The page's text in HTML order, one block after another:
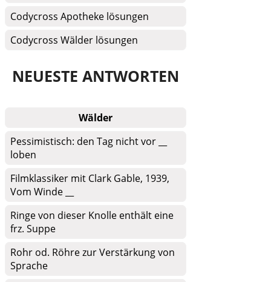
Codycross Apotheke lösungen
Codycross Wälder lösungen
NEUESTE ANTWORTEN
Wälder
Pessimistisch: den Tag nicht vor __
loben
Filmklassiker mit Clark Gable, 1939,
Vom Winde __
Ringe von dieser Knolle enthält eine
frz. Suppe
Rohr od. Röhre zur Verstärkung von
Sprache